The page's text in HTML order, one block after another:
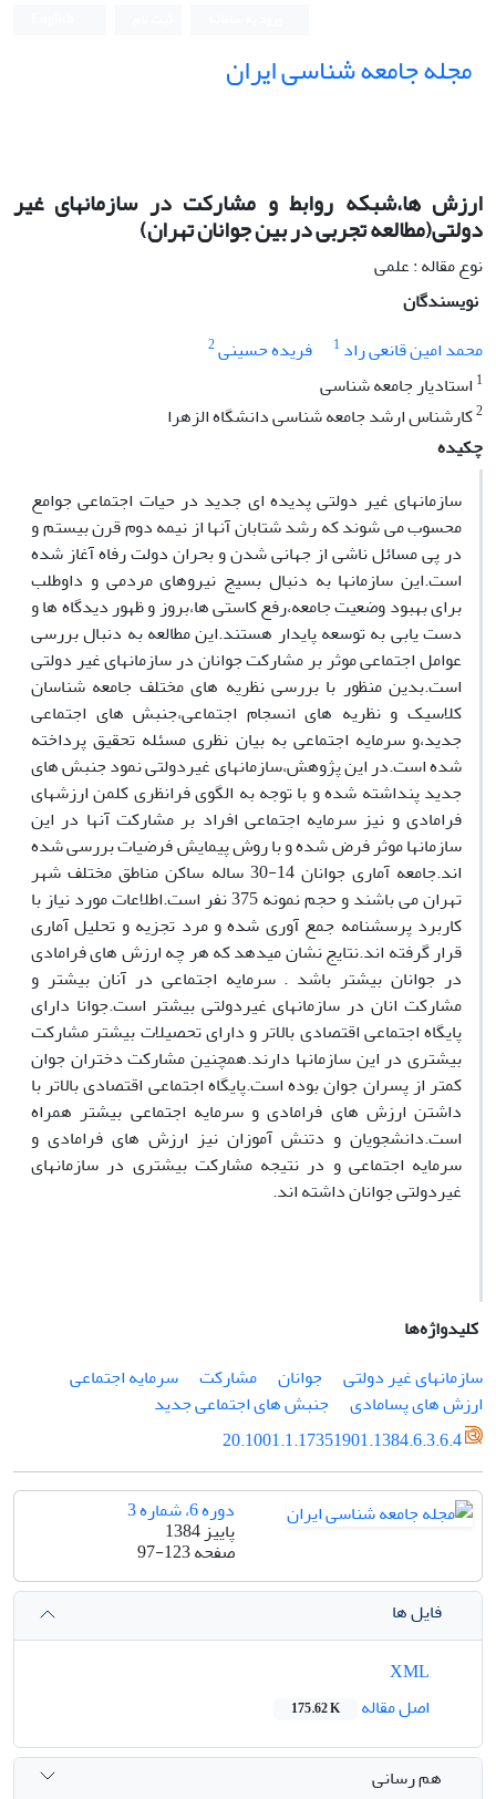
مجله جامعه شناسی ایران
ارزش ها،شبکه روابط و مشارکت در سازمانهای غیر
دولتی(مطالعه تجربی در بین جوانان تهران)
نوع مقاله : علمی
نویسندگان
محمد امین قانعی راد 1 فریده حسینی2
1 استادیار جامعه شناسی
2کارشناس ارشد جامعه شناسی دانشگاه الزهرا
چکیده
سازمانهای غیر دولتی پدیده ای جدید در حیات اجتماعی جوامع
محسوب می شوند که رشد شتابان آنها از نیمه دوم قرن بیستم و
در پی مسائل ناشی از جهانی شدن و بحران دولت رفاه آغاز شده
است.این سازمانها به دنبال بسیج نیروهای مردمی و داوطلب
برای بهبود وضعیت جامعه،رفع کاستی ها،بروز و ظهور دیدگاه ها و
دست یابی به توسعه پایدار هستند.این مطالعه به دنبال بررسی
عوامل اجتماعی موثر بر مشارکت جوانان در سازمانهای غیر دولتی
است.بدین منظور با بررسی نظریه های مختلف جامعه شناسان
کلاسیک و نظریه های انسجام اجتماعی،جنبش های اجتماعی
جدید،و سرمایه اجتماعی به بیان نظری مسئله تحقیق پرداخته
شده است.در این پژوهش،سازمانهای غیردولتی نمود جنبش های
جدید پنداشته شده و با توجه به الگوی فرانظری کلمن ارزشهای
فرامادی و نیز سرمایه اجتماعی افراد بر مشارکت آنها در این
سازمانها موثر فرض شده و با روش پیمایش فرضیات بررسی شده
اند.جامعه آماری جوانان 14-30 ساله ساکن مناطق مختلف شهر
تهران می باشند و حجم نمونه 375 نفر است.اطلاعات مورد نیاز با
کاربرد پرسشنامه جمع آوری شده و مرد تجزیه و تحلیل آماری
قرار گرفته اند.نتایج نشان میدهد که هر چه ارزش های فرامادی
در جوانان بیشتر باشد . سرمایه اجتماعی در آنان بیشتر و
مشارکت انان در سازمانهای غیردولتی بیشتر است.جوانا دارای
پایگاه اجتماعی اقتصادی بالاتر و دارای تحصیلات بیشتر مشارکت
بیشتری در این سازمانها دارند.همچنین مشارکت دختران جوان
کمتر از پسران جوان بوده است.پایگاه اجتماعی اقتصادی بالاتر با
داشتن ارزش های فرامادی و سرمایه اجتماعی بیشتر همراه
است.دانشجویان و دتنش آموزان نیز ارزش های فرامادی و
سرمایه اجتماعی و در نتیجه مشارکت بیشتری در سازمانهای
غیردولتی جوانان داشته اند.
کلیدواژه‌ها
سازمانهای غیر دولتی
جوانان مشارکت
سرمایه اجتماعی
ارزش های پسامادی
جنبش های اجتماعی جدید
20.1001.1.17351901.1384.6.3.6.4
دوره 6، شماره 3
پاییز 1384
صفحه97-123
فایل ها
اصل مقاله
175.62 K
هم رسانی